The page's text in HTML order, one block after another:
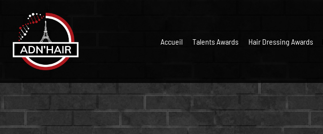
Accueil Talents Awards Hair Dressing Awards